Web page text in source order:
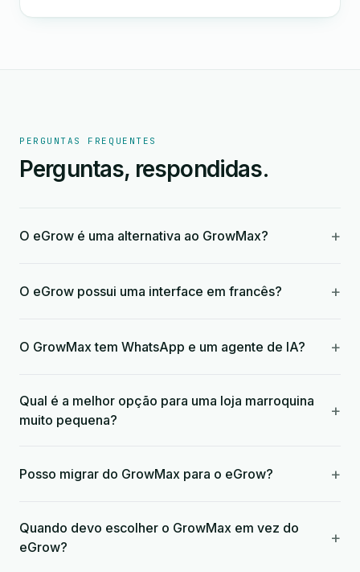
PERGUNTAS FREQUENTES
Perguntas, respondidas.
O eGrow é uma alternativa ao GrowMax? +
O eGrow possui uma interface em francês? +
O GrowMax tem WhatsApp e um agente de IA? +
Qual é a melhor opção para uma loja marroquina
muito pequena?
+
Posso migrar do GrowMax para o eGrow? +
Quando devo escolher o GrowMax em vez do
eGrow?
+